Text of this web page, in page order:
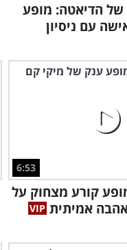
הדיאטה: מופע
עם ניסיון
6:53
קורע מצחוק על
אמיתית